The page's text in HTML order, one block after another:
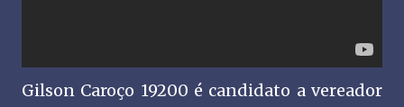
Gilson Caroço 19200 é candidato a vereador